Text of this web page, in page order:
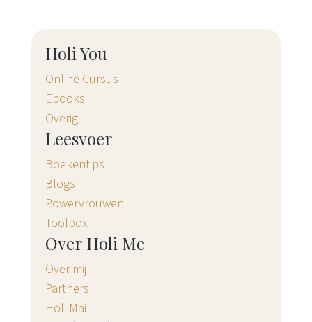
Holi You
Online Cursus
Ebooks
Overig
Leesvoer
Boekentips
Blogs
Powervrouwen
Toolbox
Over Holi Me
Over mij
Partners
Holi Mail